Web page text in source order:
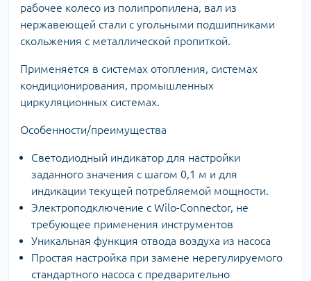
рабочее колесо из полипропилена, вал из
нержавеющей стали с угольными подшипниками
скольжения с металлической пропиткой.
Применяется в системах отопления, системах
кондиционирования, промышленных
циркуляционных системах.
Особенности/преимущества
Светодиодный индикатор для настройки
заданного значения с шагом 0,1 м и для
индикации текущей потребляемой мощности.
Электроподключение с Wilo-Connector, не
требующее применения инструментов
Уникальная функция отвода воздуха из насоса
Простая настройка при замене нерегулируемого
стандартного насоса с предварительно